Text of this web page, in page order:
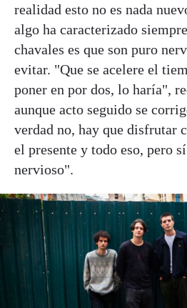
realidad esto no es nada
algo ha caracterizado
chavales es que son puro
evitar. "Que se acelere el
poner en por dos, lo haría",
aunque acto seguido se
verdad no, hay que disfrutar
el presente y todo eso, pero
nervioso".